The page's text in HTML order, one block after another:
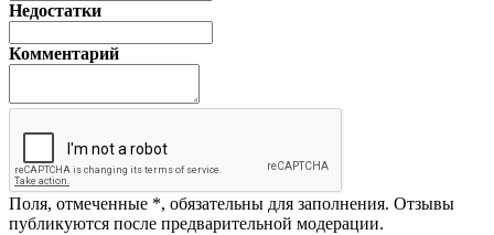
Недостатки
Комментарий
Поля, отмеченные *, обязательны для заполнения. Отзывы
публикуются после предварительной модерации.